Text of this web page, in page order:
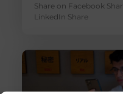
Share on Facebook
LinkedIn Share